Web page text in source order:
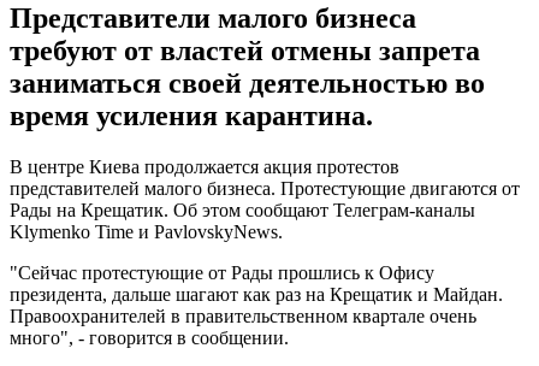
Представители малого бизнеса
требуют от властей отмены запрета
заниматься своей деятельностью во
время усиления карантина.
В центре Киева продолжается акция протестов
представителей малого бизнеса. Протестующие двигаются от
Рады на Крещатик. Об этом сообщают Телеграм-каналы
Klymenko Time и PavlovskyNews.
"Сейчас протестующие от Рады прошлись к Офису
президента, дальше шагают как раз на Крещатик и Майдан.
Правоохранителей в правительственном квартале очень
много", - говорится в сообщении.